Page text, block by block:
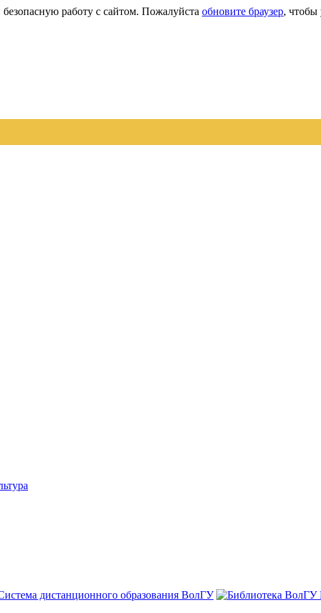
работу с сайтом. Пожалуйста обновите браузер, чтобы
дистанционного образования ВолГУ